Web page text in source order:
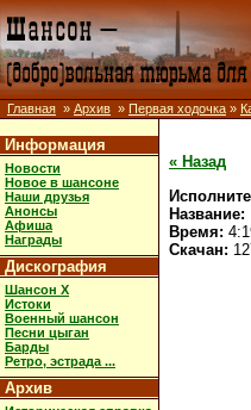
Главная » Архив » Первая ходочка »
Информация
Новости
Новое в шансоне
Наши друзья
Анонсы
Афиша
Награды
Дискография
Шансон X
Истоки
Военный шансон
Песни цыган
Барды
Ретро, эстрада ...
Архив
« Назад
Название:
Время:
Скачан: